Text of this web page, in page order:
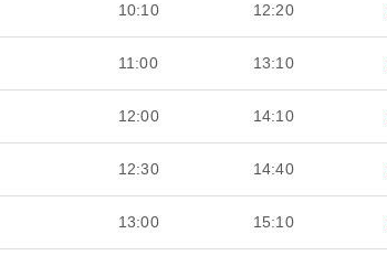
10:10 12:20
11:00 13:10
12:00 14:10
12:30 14:40
13:00 15:10